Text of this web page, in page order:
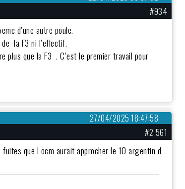
#934
d’une autre poule.
la F3 ni l’effectif.
que la F3 . C’est le premier travail pour
27/04/2025 18:47:58
#2 561
que l ocm aurait approcher le 10 argentin d